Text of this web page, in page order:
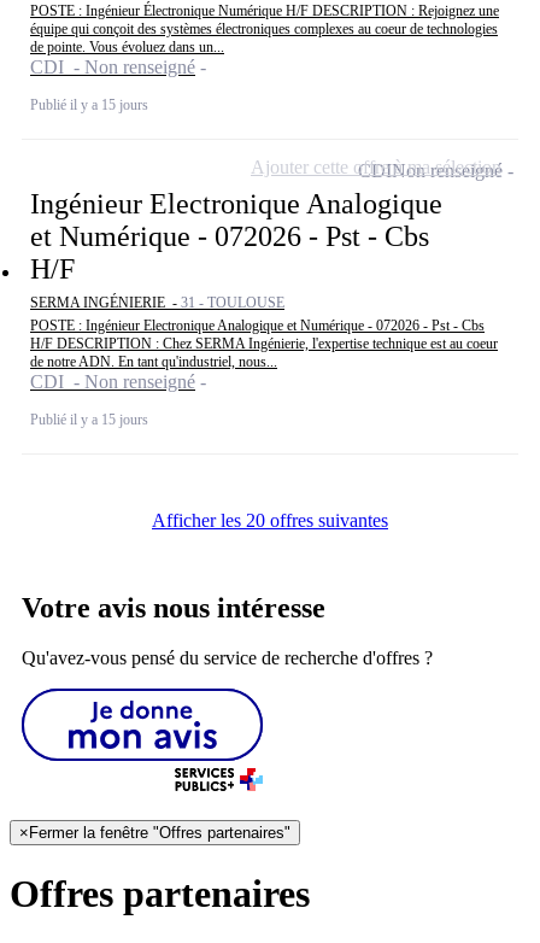
POSTE : Ingénieur Électronique Numérique H/F DESCRIPTION : Rejoignez une
équipe qui conçoit des systèmes électroniques complexes au coeur de technologies
de pointe. Vous évoluez dans un...
CDI - Non renseigné
Publié il y a 15 jours
Ingénieur Electronique Analogique
et Numérique - 072026 - Pst - Cbs
H/F
SERMA INGÉNIERIE - 31 - TOULOUSE
POSTE : Ingénieur Electronique Analogique et Numérique - 072026 - Pst - Cbs
H/F DESCRIPTION : Chez SERMA Ingénierie, l'expertise technique est au coeur
de notre ADN. En tant qu'industriel, nous...
CDI - Non renseigné
Publié il y a 15 jours
CDINon renseigné
Ajouter cette offre à ma sélection
Afficher les 20 offres suivantes
Votre avis nous intéresse
Qu'avez-vous pensé du service de recherche d'offres ?
× Fermer la fenêtre "Offres partenaires"
Offres partenaires